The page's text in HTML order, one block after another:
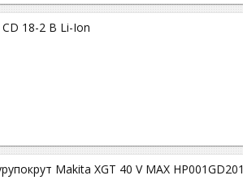
18-2 B Li-Ion
Makita XGT 40 V MAX HP001GD201